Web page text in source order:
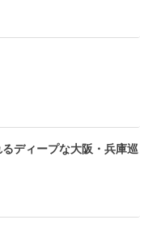
ディープな大阪・兵庫巡